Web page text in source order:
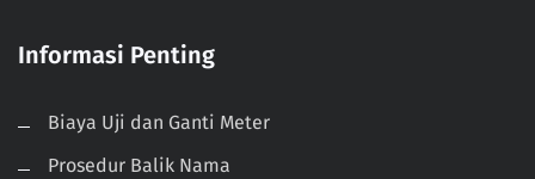
Informasi Penting
Biaya Uji dan Ganti Meter
Prosedur Balik Nama